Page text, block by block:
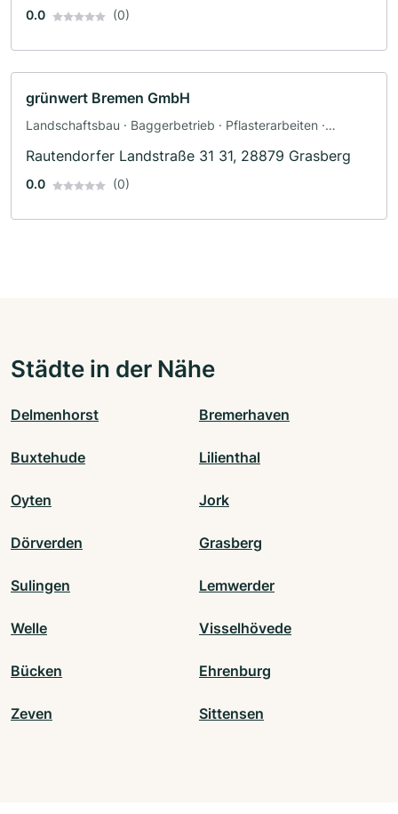
0.0 (0)
grünwert Bremen GmbH
Landschaftsbau · Baggerbetrieb · Pflasterarbeiten ·
Rautendorfer Landstraße 31 31, 28879 Grasberg
0.0 (0)
Städte in der Nähe
Delmenhorst Bremerhaven
Buxtehude Lilienthal
Oyten Jork
Dörverden Grasberg
Sulingen Lemwerder
Welle Visselhövede
Bücken Ehrenburg
Zeven Sittensen